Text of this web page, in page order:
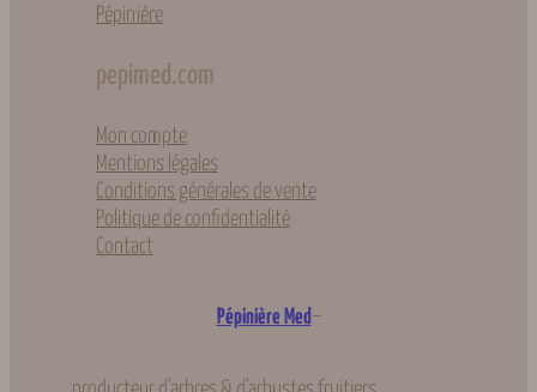
Pépinière
pepimed.com
Mon compte
Mentions légales
Conditions générales de vente
Politique de confidentialité
Contact
Pépinière Med –